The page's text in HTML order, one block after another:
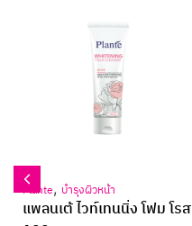
Plante, บำรุงผิวหน้า
แพลนเต้ ไวท์เทนนิ่ง โฟม โรส